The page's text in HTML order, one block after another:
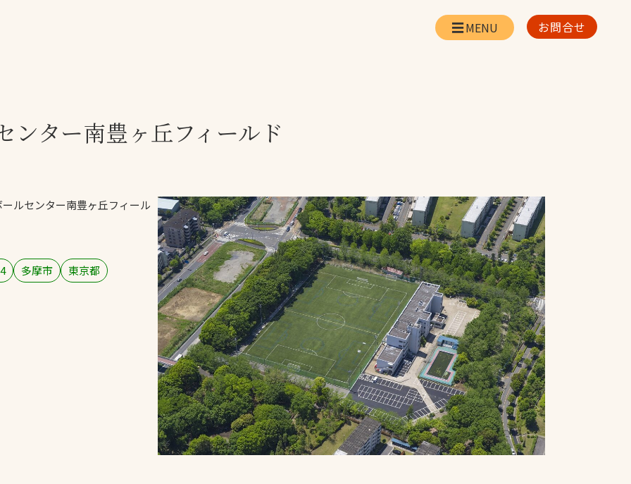
人
全天候舗装
人工芝舗装
クレイ（土）舗装
施設管理
パークマネジメント
スポーツターフ（芝
暑さ対策
飛散・流出防止対策
施工・管理実績一覧
アスリートパートナ
ー
採用情報
お取引先の皆様へ
プライバシーポリシ
ー
ソーシャルメディア
ポリシー
検索
お問合せ
ンター南豊ヶ丘フィールド
ルセンター南豊ヶ丘フィール
多摩市 東京都